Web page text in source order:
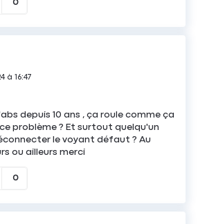
0
à16:47
depuis 10 ans , ça roule comme ça
problème ? Et surtout quelqu'un
le voyant défaut ? Au
ou ailleurs merci
0